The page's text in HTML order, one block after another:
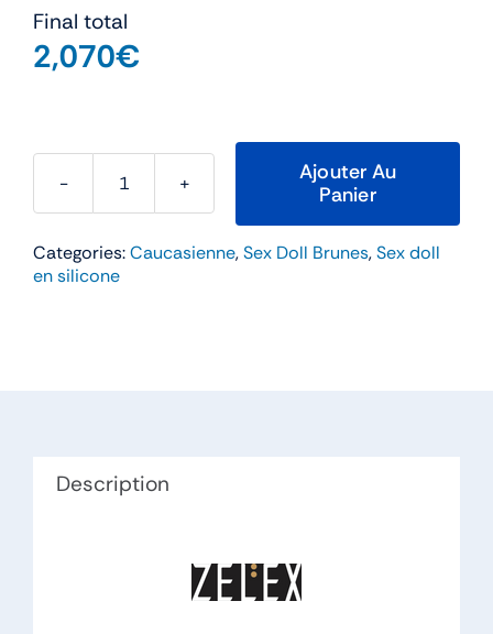
Final total
2,070€
quantité
Clarisse
Ajouter Au
Panier
Categories:Caucasienne,Sex Doll Brunes,Sex doll
en silicone
Description